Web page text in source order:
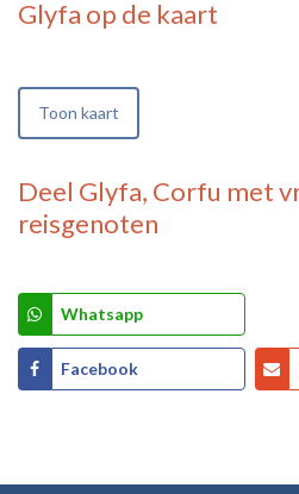
Glyfa op de kaart
Toon kaart
Deel Glyfa, Corfu met
reisgenoten
Whatsapp
Facebook